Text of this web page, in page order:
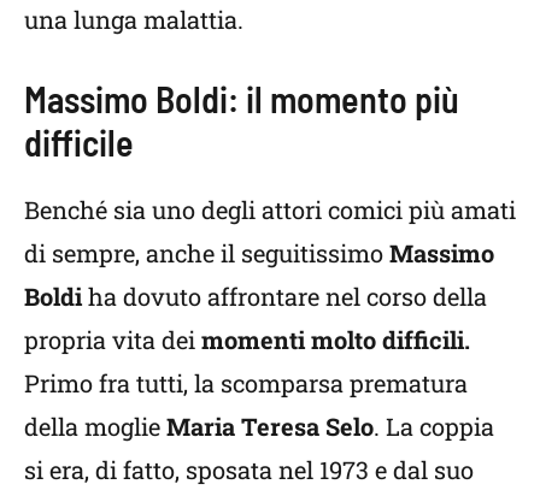
una lunga malattia.
Massimo Boldi: il momento più
difficile
Benché sia uno degli attori comici più amati
di sempre, anche il seguitissimoMassimo
Boldiha dovuto affrontare nel corso della
propria vita deimomenti molto difficili.
Primo fra tutti, la scomparsa prematura
della moglieMaria Teresa Selo. La coppia
si era, di fatto, sposata nel 1973 e dal suo